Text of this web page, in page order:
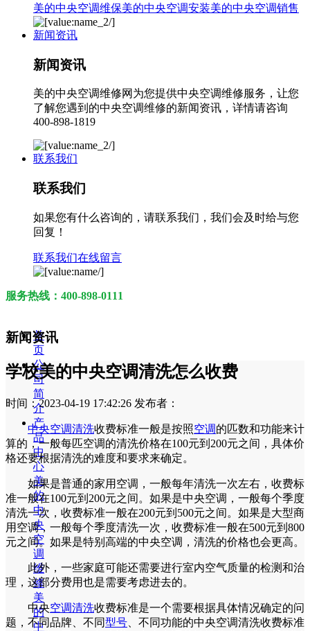
美的中央空调维保美的中央空调安装美的中央空调销售
新闻资讯
新闻资讯
美的中央空调维修网为您提供中央空调维修服务，让您
了解您遇到的中央空调维修的新闻资讯，详情请咨询
400-898-1819
联系我们
联系我们
如果您有什么咨询的，请联系我们，我们会及时给与您
回复！
联系我们在线留言
服务热线：400-898-0111
首
页
公
司
简
介
产
品
中
心
美
的
中
央
空
调
维
修
美
的
中
新闻资讯
学校美的中央空调清洗怎么收费
时间：2023-04-19 17:42:26 发布者：
中央空调清洗收费标准一般是按照空调的匹数和功能来计
算的，一般每匹空调的清洗价格在100元到200元之间，具体价
格还要根据清洗的难度和要求来确定。
如果是普通的家用空调，一般每年清洗一次左右，收费标
准一般在100元到200元之间。如果是中央空调，一般每个季度
清洗一次，收费标准一般在200元到500元之间。如果是大型商
用空调，一般每个季度清洗一次，收费标准一般在500元到800
元之间。如果是特别高端的中央空调，清洗的价格也会更高。
此外，一些家庭可能还需要进行室内空气质量的检测和治
理，这部分费用也是需要考虑进去的。
中央空调清洗收费标准是一个需要根据具体情况确定的问
题，不同品牌、不同型号 、不同功能的中央空调清洗收费标准